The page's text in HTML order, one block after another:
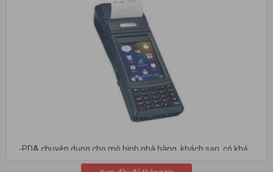
-PDA chuyên dụng cho mô hình nhà hàng, khách sạn, có khả
năng kết nối với nhiều thiết bị.